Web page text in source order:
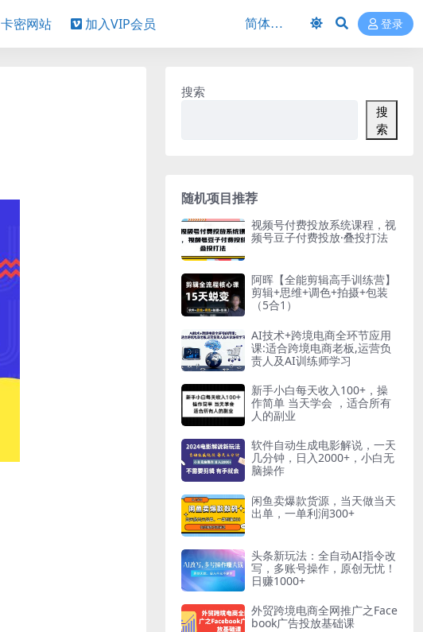
卡密网站 加入VIP会员 登录
搜索
搜
索
随机项目推荐
视频号付费投放系统课程，视
频号豆子付费投放·叠投打法
阿晖【全能剪辑高手训练营】
剪辑+思维+调色+拍摄+包装
（5合1）
AI技术+跨境电商全环节应用
课:适合跨境电商老板,运营负
责人及AI训练师学习
新手小白每天收入100+，操
作简单 当天学会 ，适合所有
人的副业
软件自动生成电影解说，一天
几分钟，日入2000+，小白无
脑操作
闲鱼卖爆款货源，当天做当天
出单，一单利润300+
头条新玩法：全自动AI指令改
写，多账号操作，原创无忧！
日赚1000+
外贸跨境电商全网推广之Face
book广告投放基础课